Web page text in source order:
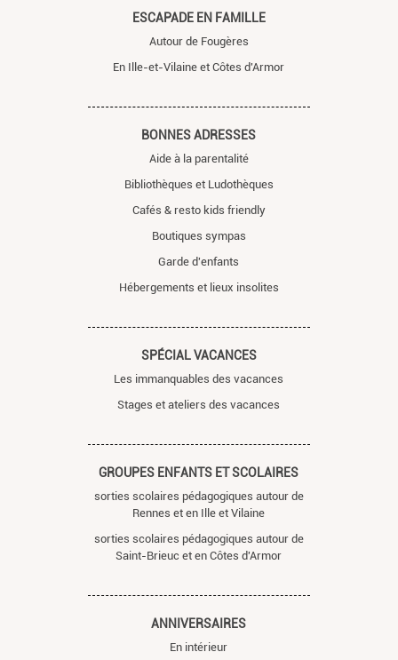
ESCAPADE EN FAMILLE
Autour de Fougères
En Ille-et-Vilaine et Côtes d'Armor
BONNES ADRESSES
Aide à la parentalité
Bibliothèques et Ludothèques
Cafés & resto kids friendly
Boutiques sympas
Garde d'enfants
Hébergements et lieux insolites
SPÉCIAL VACANCES
Les immanquables des vacances
Stages et ateliers des vacances
GROUPES ENFANTS ET SCOLAIRES
sorties scolaires pédagogiques autour de
Rennes et en Ille et Vilaine
sorties scolaires pédagogiques autour de
Saint-Brieuc et en Côtes d'Armor
ANNIVERSAIRES
En intérieur